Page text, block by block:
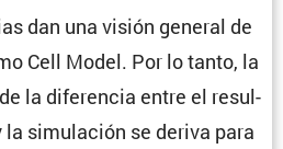
dan una visión general de
Cell Model. Por lo tanto, la
la diferencia entre el resul­
simula­ción se deriva para